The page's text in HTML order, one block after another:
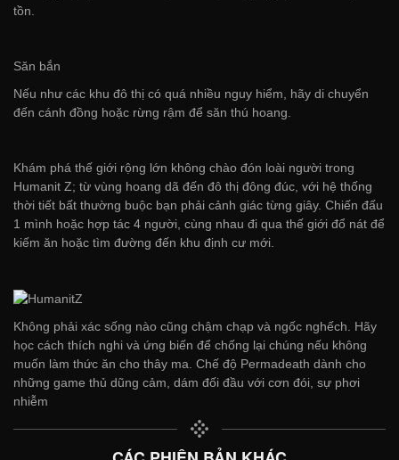
tồn.
Săn bắn
Nếu như các khu đô thị có quá nhiều nguy hiểm, hãy di chuyển
đến cánh đồng hoặc rừng rậm để săn thú hoang.
Khám phá thế giới rộng lớn không chào đón loài người trong
Humanit Z; từ vùng hoang dã đến đô thị đông đúc, với hệ thống
thời tiết bất thường buộc bạn phải cảnh giác từng giây. Chiến đấu
1 mình hoặc hợp tác 4 người, cùng nhau đi qua thế giới đổ nát để
kiếm ăn hoặc tìm đường đến khu định cư mới.
Không phải xác sống nào cũng chậm chạp và ngốc nghếch. Hãy
học cách thích nghi và ứng biến để chống lại chúng nếu không
muốn làm thức ăn cho thây ma. Chế độ Permadeath dành cho
những game thủ dũng cảm, dám đối đầu với cơn đói, sự phơi
nhiễm